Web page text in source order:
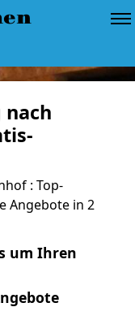
nach
: Top-
Angebote in 2
um Ihren